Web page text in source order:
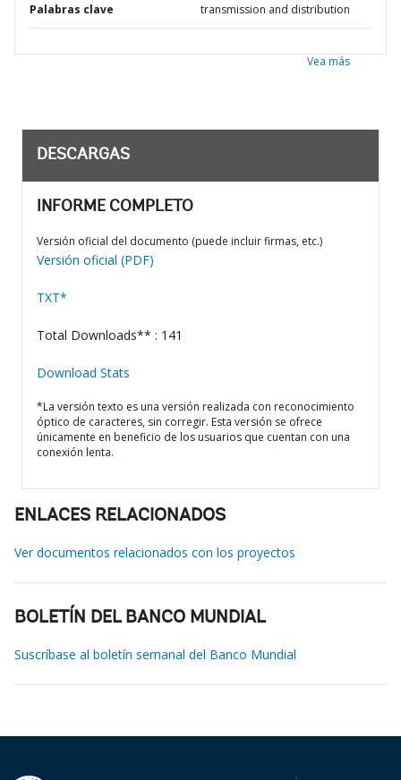
Palabras clave transmission and distribution
Vea más
DESCARGAS
INFORME COMPLETO
Versión oficial del documento (puede incluir firmas, etc.)
Versión oficial (PDF)
TXT*
Total Downloads** : 141
Download Stats
*La versión texto es una versión realizada con reconocimiento
óptico de caracteres, sin corregir. Esta versión se ofrece
únicamente en beneficio de los usuarios que cuentan con una
conexión lenta.
ENLACES RELACIONADOS
Ver documentos relacionados con los proyectos
BOLETÍN DEL BANCO MUNDIAL
Suscríbase al boletín semanal del Banco Mundial